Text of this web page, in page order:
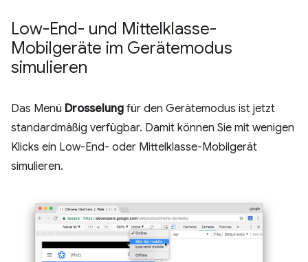
Low-End- und Mittelklasse-
Mobilgeräte im Gerätemodus
simulieren
Das Menü Drosselung für den Gerätemodus ist jetzt
standardmäßig verfügbar. Damit können Sie mit wenigen
Klicks ein Low-End- oder Mittelklasse-Mobilgerät
simulieren.